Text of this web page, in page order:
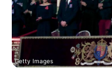
Getty Images